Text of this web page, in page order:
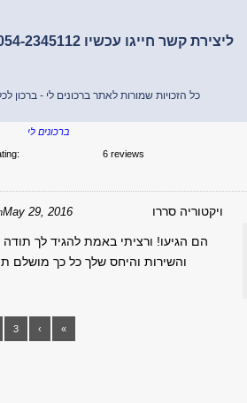
קשר חייגו עכשיו 054-2345112 (09:00-16:00)
כל הזכויות שמורות לאתר ברכונים לי - ברכון לכל
ברכונים לי
rating: 6 reviews
סררו May 29, 2016
on
הם הגיעו! ורציתי באמת להגיד לך תודה על
והשירות והיחס שלך כל כך מושלם תודה
2